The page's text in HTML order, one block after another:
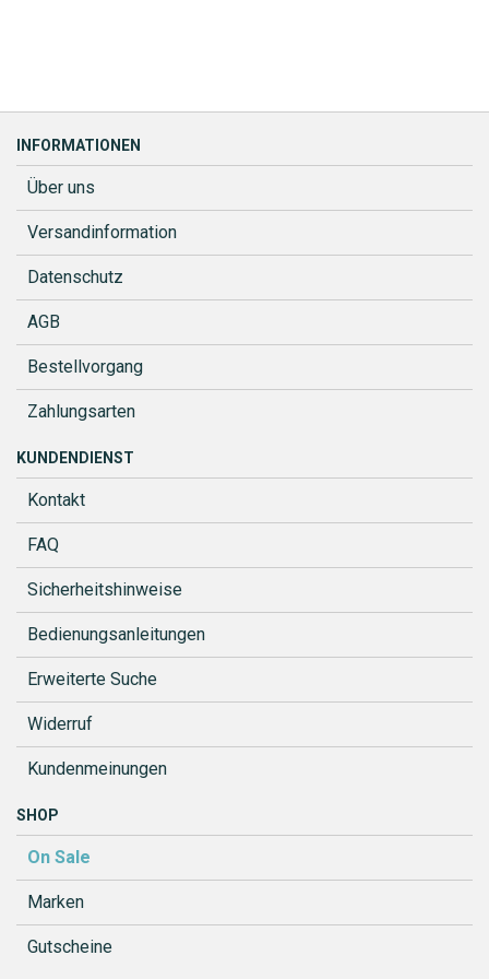
INFORMATIONEN
Über uns
Versandinformation
Datenschutz
AGB
Bestellvorgang
Zahlungsarten
KUNDENDIENST
Kontakt
FAQ
Sicherheitshinweise
Bedienungsanleitungen
Erweiterte Suche
Widerruf
Kundenmeinungen
SHOP
On Sale
Marken
Gutscheine